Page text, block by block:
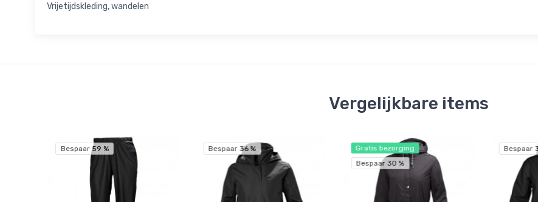
Vrijetijdskleding, wandelen
Vergelijkbare items
Bespaar 59 % Bespaar 36 %
Gratis bezorging
Bespaar 30 %
Bespaar